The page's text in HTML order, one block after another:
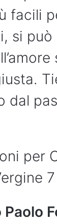
facili
si può
dal
per